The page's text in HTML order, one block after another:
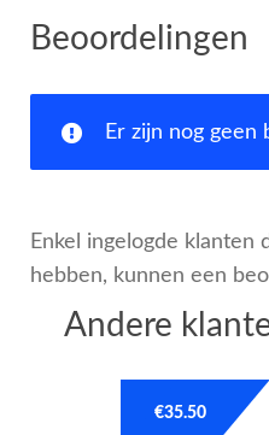
Beoordelingen
Er zijn nog geen
Enkel ingelogde klanten
hebben, kunnen een
Andere
€35.50